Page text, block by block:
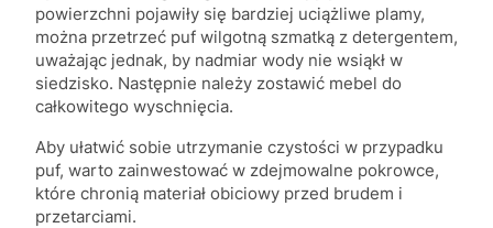
powierzchni pojawiły się bardziej uciążliwe plamy,
można przetrzeć puf wilgotną szmatką z detergentem,
uważając jednak, by nadmiar wody nie wsiąkł w
siedzisko. Następnie należy zostawić mebel do
całkowitego wyschnięcia.
Aby ułatwić sobie utrzymanie czystości w przypadku
puf, warto zainwestować w zdejmowalne pokrowce,
które chronią materiał obiciowy przed brudem i
przetarciami.